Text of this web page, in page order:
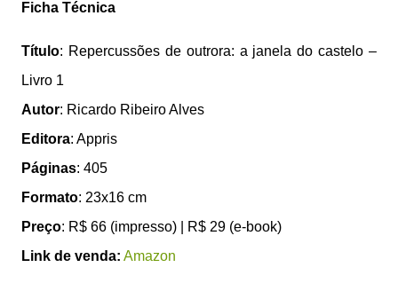
Ficha Técnica
Título: Repercussões de outrora: a janela do castelo –
Livro 1
Autor: Ricardo Ribeiro Alves
Editora: Appris
Páginas: 405
Formato: 23x16 cm
Preço: R$ 66 (impresso) | R$ 29 (e-book)
Link de venda: Amazon